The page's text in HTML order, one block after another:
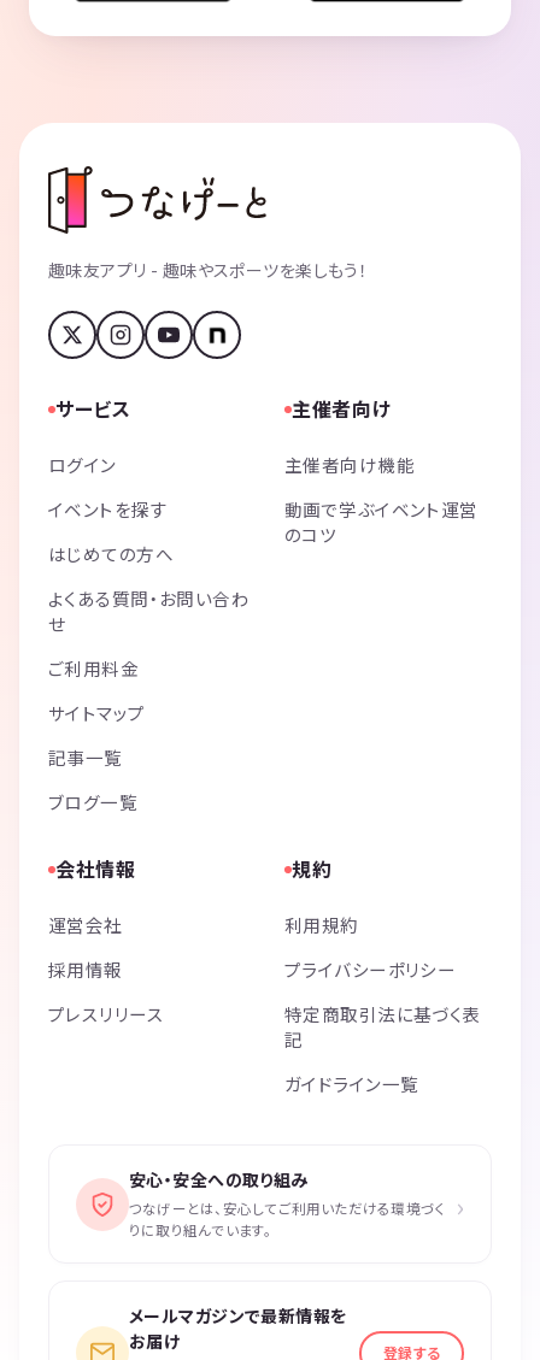
趣味友アプリ - 趣味やスポーツを楽しもう！
サービス
ログイン
イベントを探す
はじめての方へ
よくある質問・お問い合わ
せ
ご利用料金
サイトマップ
記事一覧
ブログ一覧
主催者向け
主催者向け機能
動画で学ぶイベント運営
のコツ
会社情報
運営会社
採用情報
プレスリリース
規約
利用規約
プライバシーポリシー
特定商取引法に基づく表
記
ガイドライン一覧
安心・安全への取り組み
つなげーとは、安心してご利用いただける環境づく
りに取り組んでいます。
›
メールマガジンで最新情報を
お届け
登録する